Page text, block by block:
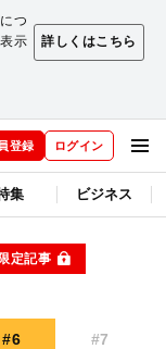
つ
示
詳しくはこちら
登録 ログイン
集 ビジネス
定記事
#6 #7